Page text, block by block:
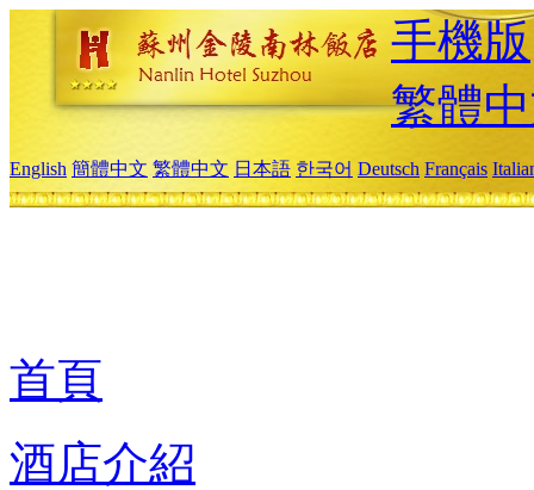
手機版
繁體
English 簡體中文 繁體中文 日本語 한국어 Deutsch Français
首頁
酒店介紹